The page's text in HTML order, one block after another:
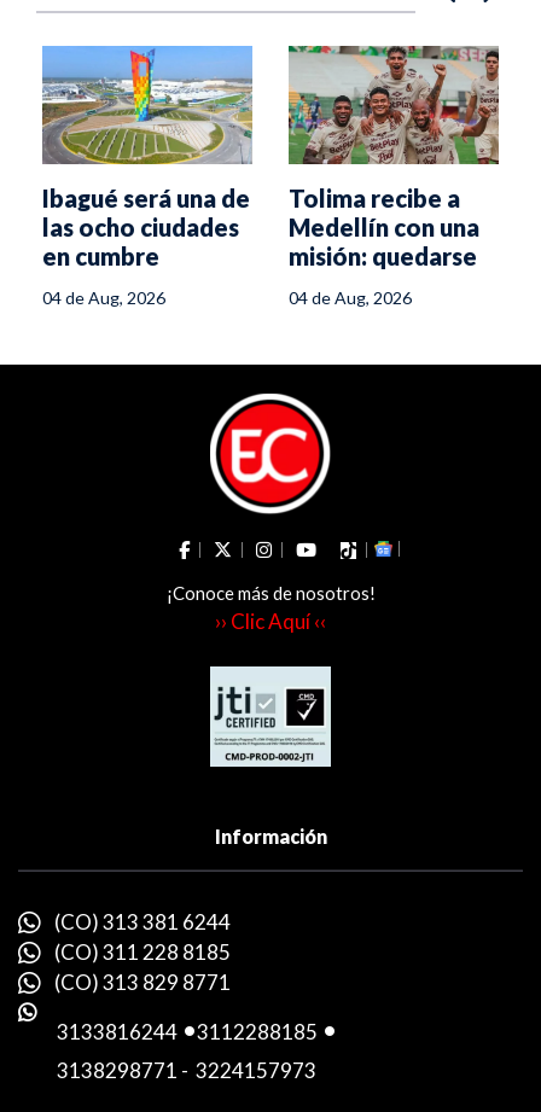
Ibagué será una de
las ocho ciudades
en cumbre
seguridad
04 de Aug, 2026
Tolima recibe a
Medellín con una
misión: quedarse
04 de Aug, 2026
¡Conoce más de nosotros!
›› Clic Aquí ‹‹
Información
(CO) 313 381 6244
(CO) 311 228 8185
(CO) 313 829 8771
3133816244 -3112288185 -
3138298771 - 3224157973